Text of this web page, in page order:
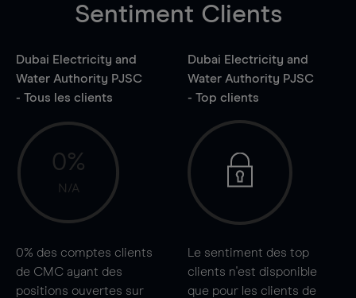
Sentiment Clients
Dubai Electricity and
Water Authority PJSC
- Tous les clients
0%
N/A
0% des comptes clients
de CMC ayant des
positions ouvertes sur
Dubai Electricity and
Water Authority PJSC
- Top clients
Le sentiment des top
clients n'est disponible
que pour les clients de